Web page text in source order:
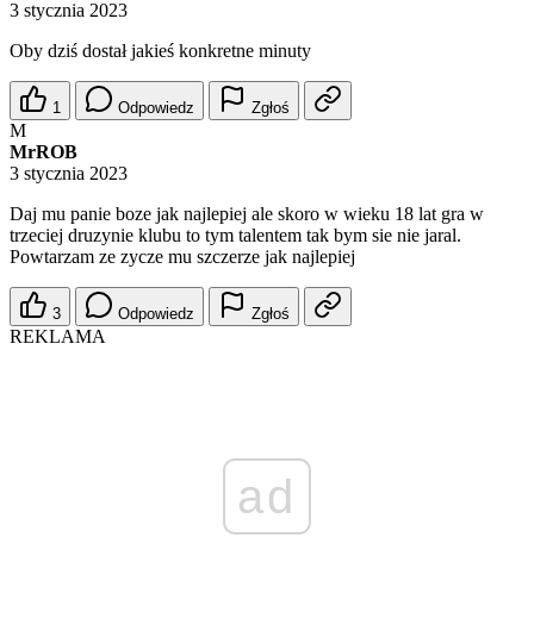
3 stycznia 2023
Oby dziś dostał jakieś konkretne minuty
1 Odpowiedz Zgłoś
M
MrROB
3 stycznia 2023
Daj mu panie boze jak najlepiej ale skoro w wieku 18 lat gra w
trzeciej druzynie klubu to tym talentem tak bym sie nie jaral.
Powtarzam ze zycze mu szczerze jak najlepiej
3 Odpowiedz Zgłoś
REKLAMA
ad